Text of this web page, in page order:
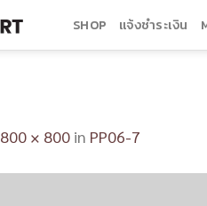
SHOP แจ้งชำระเงิน
800 × 800 in PP06-7